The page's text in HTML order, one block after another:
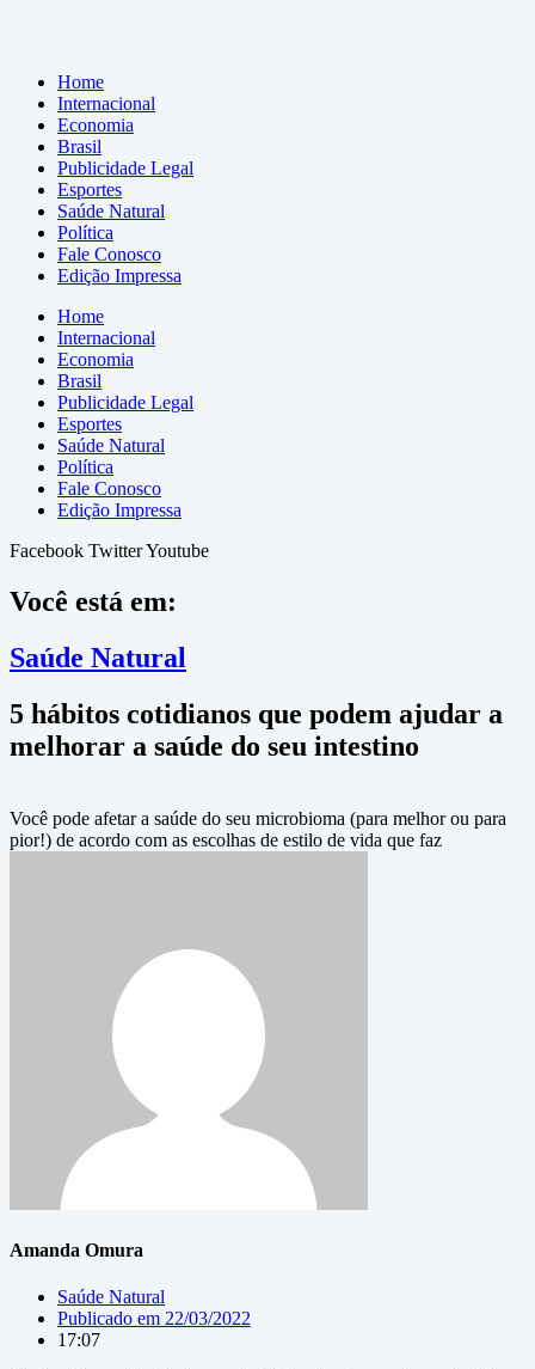
Home
Internacional
Economia
Brasil
Publicidade Legal
Esportes
Saúde Natural
Política
Fale Conosco
Edição Impressa
Home
Internacional
Economia
Brasil
Publicidade Legal
Esportes
Saúde Natural
Política
Fale Conosco
Edição Impressa
Facebook TwitterYoutube
Você está em:
Saúde Natural
5 hábitos cotidianos que podem ajudar a
melhorar a saúde do seu intestino
Você pode afetar a saúde do seu microbioma (para melhor ou para
pior!) de acordo com as escolhas de estilo de vida que faz
Amanda Omura
Saúde Natural
Publicado em 22/03/2022
17:07